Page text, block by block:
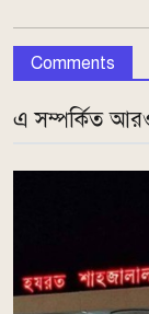
Comments
এ সম্পর্কিত